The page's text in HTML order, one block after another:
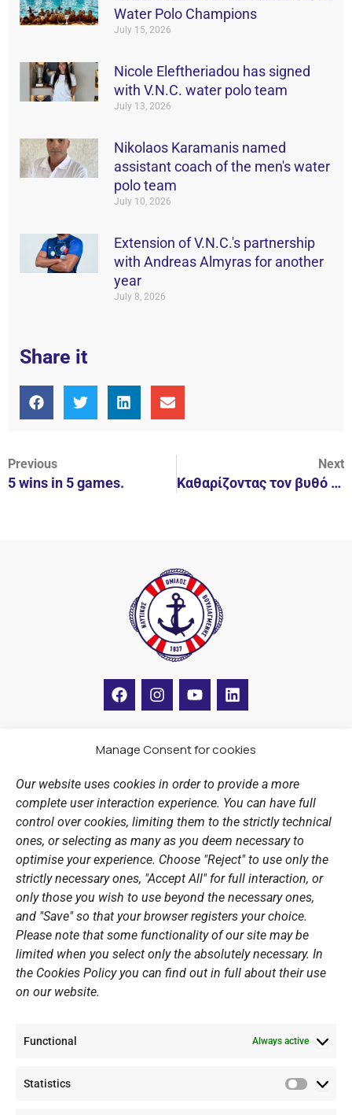
Manage Consent for cookies
Our website uses cookies in order to provide a more
complete user interaction experience. You can have full
control over cookies, limiting them to the strictly technical
ones, or selecting as many as you deem necessary to
optimise your experience. Choose "Reject" to use only the
strictly necessary ones, "Accept All" for full interaction, or
only those you wish to use beyond the necessary ones,
and "Save" so that your browser registers your choice.
Please note that some functionality of our site may be
limited when you select only the absolutely necessary. In
the Cookies Policy you can find out in full about their use
on our website.
Functional Always active
Statistics
Water Polo Champions
July 15, 2026
Nicole Eleftheriadou has signed
with V.N.C. water polo team
July 13, 2026
Nikolaos Karamanis named
assistant coach of the men's water
polo team
July 10, 2026
Extension of V.N.C.'s partnership
with Andreas Almyras for another
year
July 8, 2026
Share it
Previous
5 wins in 5 games.
Next
Καθαρίζοντας τον βυθό στον Ν.Ο.Β.
F
a
b
o
k
I
n
a
r
a
m
Y
o
u
e
L
i
e
i
n
Sports Academy
Open Water Swimming Crossing
Sponsors
Summer Camps
PERSONAL DATA
Website Policy
Cookie Policy
General Policy NOV
Summer Camp Update
CONTACT